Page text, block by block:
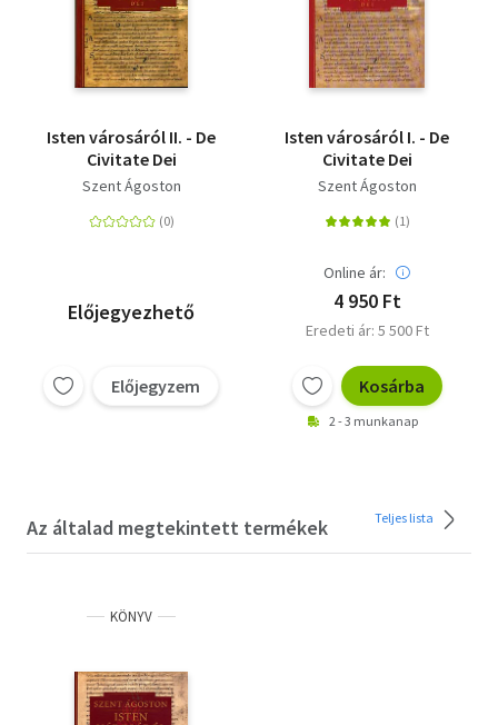
Isten városáról II. - De
Civitate Dei
Szent Ágoston
Előjegyezhető
Előjegyzem
Isten városáról I. - De
Civitate Dei
Szent Ágoston
Online ár:
4 950 Ft
Eredeti ár: 5 500 Ft
Kosárba
2 - 3 munkanap
Az általad megtekintett termékek Teljes lista
KÖNYV